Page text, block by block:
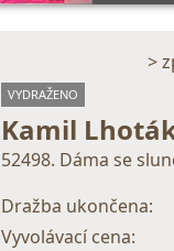
>
VYDRAŽENO
Kamil
52498. Dáma se
Dražba ukončena:
Vyvolávací cena: